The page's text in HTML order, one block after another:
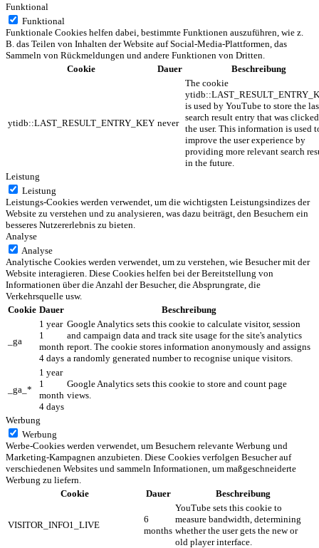
Funktional
Funktional
Funktionale Cookies helfen dabei, bestimmte Funktionen auszuführen, wie z.
B. das Teilen von Inhalten der Website auf Social-Media-Plattformen, das
Sammeln von Rückmeldungen und andere Funktionen von Dritten.
Cookie
Dauer Beschreibung
ytidb::LAST_RESULT_ENTRY_KEY never
The cookie
is used by YouTube to store the
search result entry that was
the user. This information is used
improve the user experience by
providing more relevant search
in the future.
Leistung
Leistung
Leistungs-Cookies werden verwendet, um die wichtigsten Leistungsindizes der
Website zu verstehen und zu analysieren, was dazu beiträgt, den Besuchern ein
besseres Nutzererlebnis zu bieten.
Analyse
Analyse
Analytische Cookies werden verwendet, um zu verstehen, wie Besucher mit der
Website interagieren. Diese Cookies helfen bei der Bereitstellung von
Informationen über die Anzahl der Besucher, die Absprungrate, die
Verkehrsquelle usw.
Cookie Dauer Beschreibung
_ga
1 year
1
month
4 days
Google Analytics sets this cookie to calculate visitor, session
and campaign data and track site usage for the site's analytics
report. The cookie stores information anonymously and assigns
a randomly generated number to recognise unique visitors.
_ga_*
1 year
1
month
4 days
Google Analytics sets this cookie to store and count page
views.
Werbung
Werbung
Werbe-Cookies werden verwendet, um Besuchern relevante Werbung und
Marketing-Kampagnen anzubieten. Diese Cookies verfolgen Besucher auf
verschiedenen Websites und sammeln Informationen, um maßgeschneiderte
Werbung zu liefern.
Cookie
Dauer Beschreibung
VISITOR_INFO1_LIVE
6
months
YouTube sets this cookie to
measure bandwidth, determining
whether the user gets the new or
old player interface.